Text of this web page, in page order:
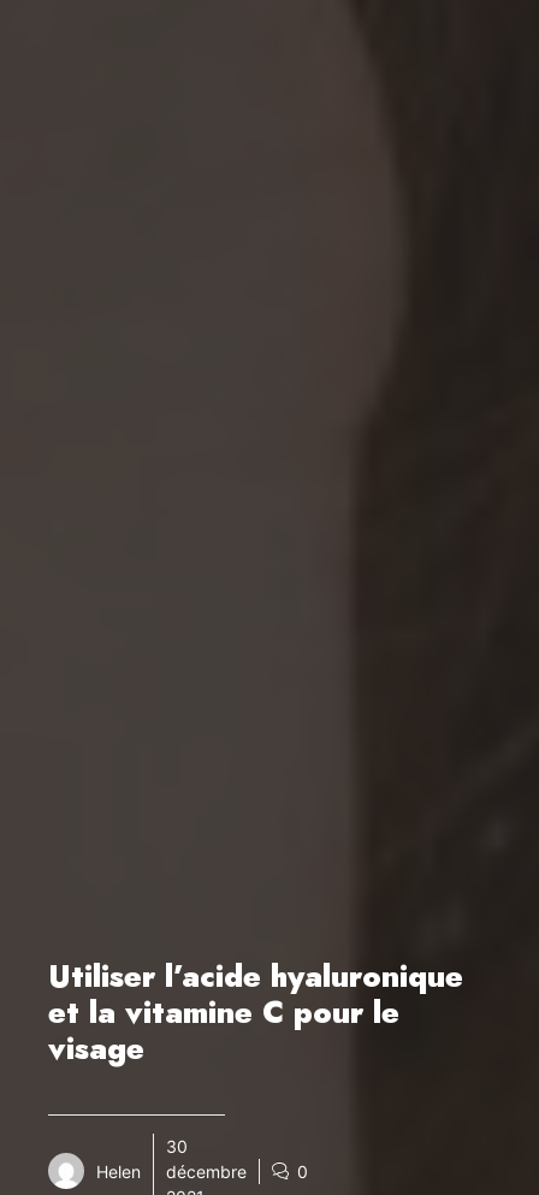
Utiliser l’acide hyaluronique
et la vitamine C pour le
visage
Helen
30
décembre
0